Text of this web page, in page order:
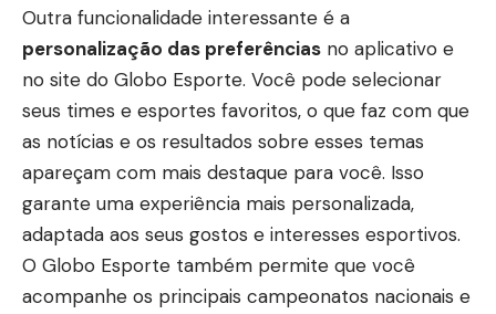
Outra funcionalidade interessante é a
personalização das preferências no aplicativo e
no site do Globo Esporte. Você pode selecionar
seus times e esportes favoritos, o que faz com que
as notícias e os resultados sobre esses temas
apareçam com mais destaque para você. Isso
garante uma experiência mais personalizada,
adaptada aos seus gostos e interesses esportivos.
O Globo Esporte também permite que você
acompanhe os principais campeonatos nacionais e